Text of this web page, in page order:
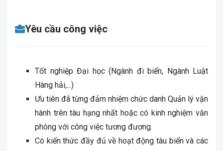
Yêu cầu công việc
Tốt nghiệp Đại học (Ngành đi biển, Ngành Luật
Hàng hải,...)
Ưu tiên đã từng đảm nhiệm chức danh Quản lý vận
hành trên tàu hạng nhất hoặc có kinh nghiệm văn
phòng với công việc tương đương.
Có kiến thức đầy đủ về hoạt động tàu biển và các